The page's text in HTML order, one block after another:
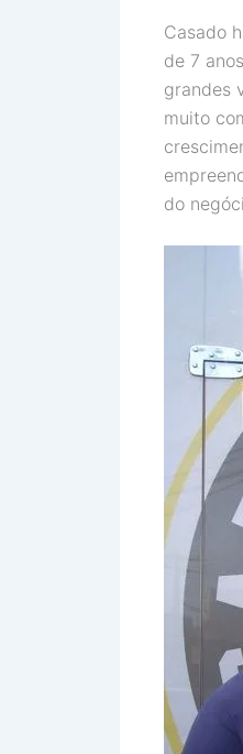
Casado
de 7
grandes
muito
do